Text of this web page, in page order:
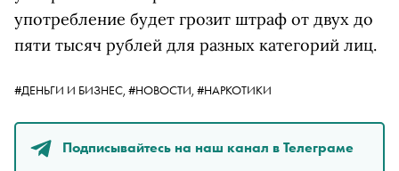
употребление будет грозит штраф от двух до
пяти тысяч рублей для разных категорий лиц.
#ДЕНЬГИ И БИЗНЕС, #НОВОСТИ, #НАРКОТИКИ
Подписывайтесь на наш канал в Телеграме